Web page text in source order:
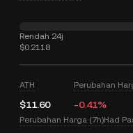
Rendah 24j
$0.2118
ATH
$11.60
Perubahan
-0.41%
Perubahan Harga (7h)Had